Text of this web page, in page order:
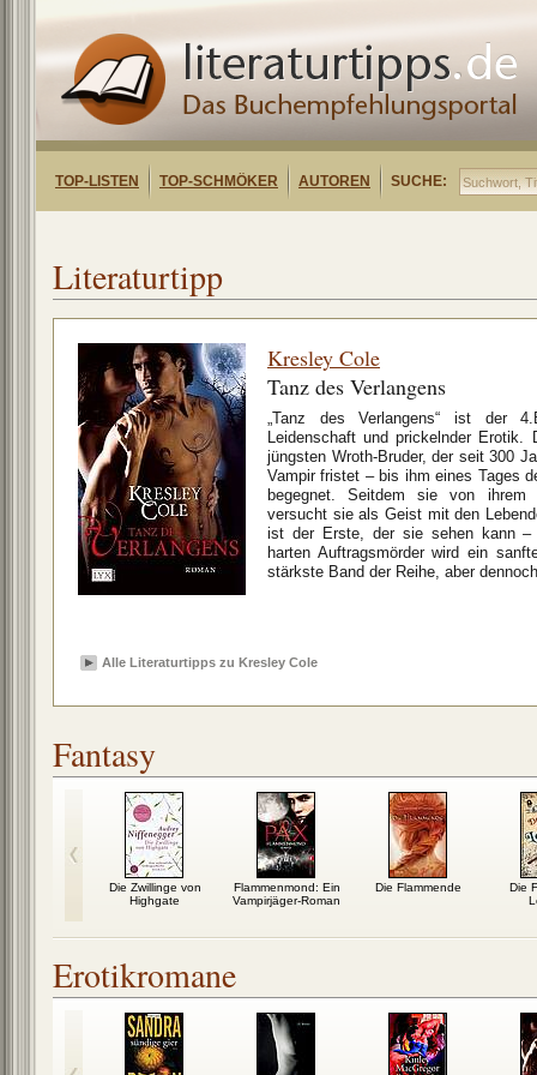
TOP-LISTEN TOP-SCHMÖKER AUTOREN SUCHE:
Literaturtipp
Kresley Cole
Tanz des Verlangens
„Tanz des Verlangens“ ist der
Leidenschaft und prickelnder Erotik.
jüngsten Wroth-Bruder, der seit 300
Vampir fristet – bis ihm eines Tages
begegnet. Seitdem sie von ihrem
versucht sie als Geist mit den
ist der Erste, der sie sehen kann
harten Auftragsmörder wird ein
stärkste Band der Reihe, aber
Alle Literaturtipps zu Kresley Cole
Fantasy
Die Zwillinge von
Highgate
Flammenmond: Ein
Vampirjäger-Roman
Die Flammende
Die
Erotikromane